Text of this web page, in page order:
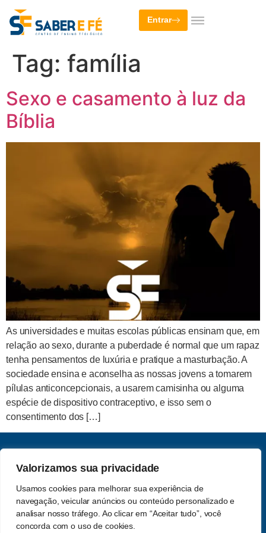
Valorizamos sua privacidade
Usamos cookies para melhorar sua experiência de
navegação, veicular anúncios ou conteúdo personalizado e
analisar nosso tráfego. Ao clicar em “Aceitar tudo”, você
concorda com o uso de cookies.
Entrar
Tag: família
Sexo e casamento à luz da
Bíblia
As universidades e muitas escolas públicas ensinam que, em
relação ao sexo, durante a puberdade é normal que um rapaz
tenha pensamentos de luxúria e pratique a masturbação. A
sociedade ensina e aconselha as nossas jovens a tomarem
pílulas anticoncepcionais, a usarem camisinha ou alguma
espécie de dispositivo contraceptivo, e isso sem o
consentimento dos […]
Acompanhe-nos nas redes
sociais
CNPJ: 62.357.060.0001-13
Saber e Fé Teologia LTDA
Política de Privacidade